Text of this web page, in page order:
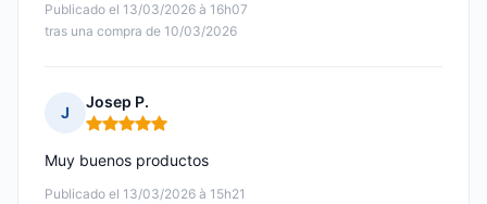
Publicado el 13/03/2026 à 16h07
tras una compra de 10/03/2026
J
Josep P.
Nota: 5 de 5
Publicado el 13/03/2026 à 15h21
Muy buenos productos